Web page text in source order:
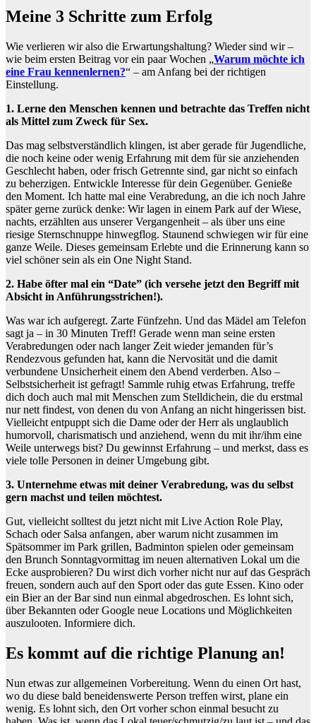
Meine 3 Schritte zum Erfolg
Wie verlieren wir also die Erwartungshaltung? Wieder sind wir –
wie beim ersten Beitrag vor ein paar Wochen „Warum möchte ich
eine Frau kennenlernen?“ – am Anfang bei der richtigen
Einstellung.
1. Lerne den Menschen kennen und betrachte das Treffen nicht
als Mittel zum Zweck für Sex.
Das mag selbstverständlich klingen, ist aber gerade für Jugendliche,
die noch keine oder wenig Erfahrung mit dem für sie anziehenden
Geschlecht haben, oder frisch Getrennte sind, gar nicht so einfach
zu beherzigen. Entwickle Interesse für dein Gegenüber. Genieße
den Moment. Ich hatte mal eine Verabredung, an die ich noch Jahre
später gerne zurück denke: Wir lagen in einem Park auf der Wiese,
nachts, erzählten aus unserer Vergangenheit – als über uns eine
riesige Sternschnuppe hinwegflog. Staunend schwiegen wir für eine
ganze Weile. Dieses gemeinsam Erlebte und die Erinnerung kann so
viel schöner sein als ein One Night Stand.
2. Habe öfter mal ein “Date” (ich versehe jetzt den Begriff mit
Absicht in Anführungsstrichen!).
Was war ich aufgeregt. Zarte Fünfzehn. Und das Mädel am Telefon
sagt ja – in 30 Minuten Treff! Gerade wenn man seine ersten
Verabredungen oder nach langer Zeit wieder jemanden für’s
Rendezvous gefunden hat, kann die Nervosität und die damit
verbundene Unsicherheit einem den Abend verderben. Also –
Selbstsicherheit ist gefragt! Sammle ruhig etwas Erfahrung, treffe
dich doch auch mal mit Menschen zum Stelldichein, die du erstmal
nur nett findest, von denen du von Anfang an nicht hingerissen bist.
Vielleicht entpuppt sich die Dame oder der Herr als unglaublich
humorvoll, charismatisch und anziehend, wenn du mit ihr/ihm eine
Weile unterwegs bist? Du gewinnst Erfahrung – und merkst, dass es
viele tolle Personen in deiner Umgebung gibt.
3. Unternehme etwas mit deiner Verabredung, was du selbst
gern machst und teilen möchtest.
Gut, vielleicht solltest du jetzt nicht mit Live Action Role Play,
Schach oder Salsa anfangen, aber warum nicht zusammen im
Spätsommer im Park grillen, Badminton spielen oder gemeinsam
den Brunch Sonntagvormittag im neuen alternativen Lokal um die
Ecke ausprobieren? Du wirst dich vorher nicht nur auf das Gespräch
freuen, sondern auch auf den Sport oder das gute Essen. Kino oder
ein Bier an der Bar sind nun einmal abgedroschen. Es lohnt sich,
über Bekannten oder Google neue Locations und Möglichkeiten
auszulooten. Informiere dich.
Es kommt auf die richtige Planung an!
Nun etwas zur allgemeinen Vorbereitung. Wenn du einen Ort hast,
wo du diese bald beneidenswerte Person treffen wirst, plane ein
wenig. Es lohnt sich, den Ort vorher schon einmal besucht zu